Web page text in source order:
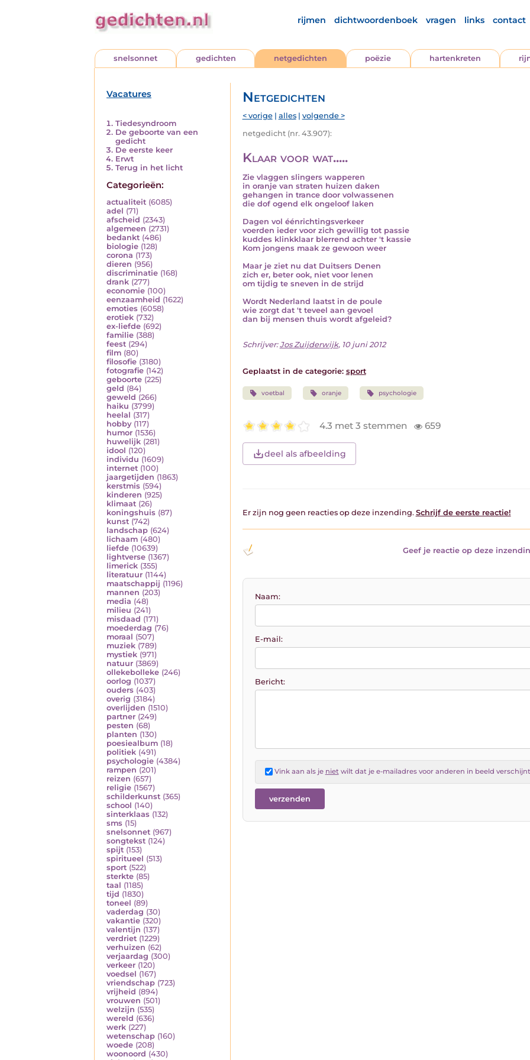
rijmen dichtwoordenboek vragen links contact
snelsonnet gedichten netgedichten poëzie hartenkreten
Vacatures
Tiedesyndroom
De geboorte van een
gedicht
De eerste keer
Erwt
Terug in het licht
Categorieën:
actualiteit (6085)
adel (71)
afscheid (2343)
algemeen (2731)
bedankt (486)
biologie (128)
corona (173)
dieren (956)
discriminatie (168)
drank (277)
economie (100)
eenzaamheid (1622)
emoties (6058)
erotiek (732)
ex-liefde (692)
familie (388)
feest (294)
film (80)
filosofie (3180)
fotografie (142)
geboorte (225)
geld (84)
geweld (266)
haiku (3799)
heelal (317)
hobby (117)
humor (1536)
huwelijk (281)
idool (120)
individu (1609)
internet (100)
jaargetijden (1863)
kerstmis (594)
kinderen (925)
klimaat (26)
koningshuis (87)
kunst (742)
landschap (624)
lichaam (480)
liefde (10639)
lightverse (1367)
limerick (355)
literatuur (1144)
maatschappij (1196)
mannen (203)
media (48)
milieu (241)
misdaad (171)
moederdag (76)
moraal (507)
muziek (789)
mystiek (971)
natuur (3869)
ollekebolleke (246)
oorlog (1037)
ouders (403)
overig (3184)
overlijden (1510)
partner (249)
pesten (68)
planten (130)
poesiealbum (18)
politiek (491)
psychologie (4384)
rampen (201)
reizen (657)
religie (1567)
schilderkunst (365)
school (140)
sinterklaas (132)
sms (15)
snelsonnet (967)
songtekst (124)
spijt (153)
spiritueel (513)
sport (522)
sterkte (85)
taal (1185)
tijd (1830)
toneel (89)
vaderdag (30)
vakantie (320)
valentijn (137)
verdriet (1229)
verhuizen (62)
verjaardag (300)
verkeer (120)
voedsel (167)
vriendschap (723)
vrijheid (894)
vrouwen (501)
welzijn (535)
wereld (636)
werk (227)
wetenschap (160)
woede (208)
woonoord (430)
Netgedichten
< vorige| alles| volgende >
netgedicht (nr. 43.907):
Klaar voor wat.....
Zie vlaggen slingers wapperen
in oranje van straten huizen daken
gehangen in trance door volwassenen
die dof ogend elk ongeloof laken
Dagen vol éénrichtingsverkeer
voerden ieder voor zich gewillig tot passie
kuddes klinkklaar blerrend achter 't kassie
Kom jongens maak ze gewoon weer
Maar je ziet nu dat Duitsers Denen
zich er, beter ook, niet voor lenen
om tijdig te sneven in de strijd
Wordt Nederland laatst in de poule
wie zorgt dat 't teveel aan gevoel
dan bij mensen thuis wordt afgeleid?
Schrijver:Jos Zuijderwijk, 10 juni 2012
Geplaatst in de categorie: sport
voetbal oranje psychologie
4.3 met 3 stemmen 659
deel als afbeelding
Er zijn nog geen reacties op deze inzending. Schrijf de eerste reactie!
Geef je reactie op deze
Naam:
E-mail:
Bericht:
Vink aan als je nietwilt dat je e-mailadres voor anderen in beeld verschijnt